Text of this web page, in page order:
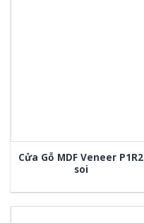
Cửa Gỗ MDF Veneer P1R2
soi